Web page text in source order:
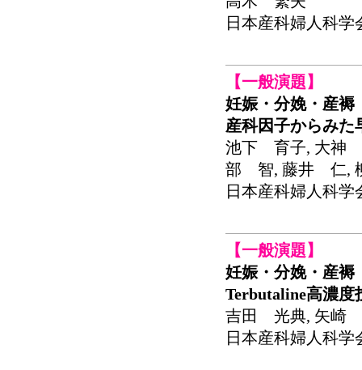
日本産科婦人科学
【一般演題】
妊娠・分娩・産褥
産科因子からみた
池下 育子, 大神
部 智, 藤井 仁,
日本産科婦人科学
【一般演題】
妊娠・分娩・産褥
Terbutaline高濃度
吉田 光典, 矢崎
日本産科婦人科学